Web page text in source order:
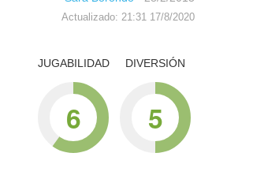
Actualizado: 21:31 17/8/2020
DIVERSIÓN
5
JUGABILIDAD
6